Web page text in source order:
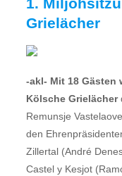
1.
Grielächer
-akl- Mit 18 Gästen
Kölsche Grielächer
Remunsje
den
Zillertal (André
Castel y Kesjot